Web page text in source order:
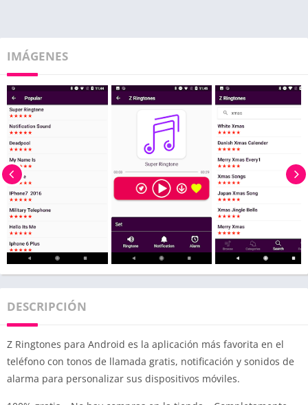
IMÁGENES
DESCRIPCIÓN
Z Ringtones para Android es la aplicación más favorita en el
teléfono con tonos de llamada gratis, notificación y sonidos de
alarma para personalizar sus dispositivos móviles.